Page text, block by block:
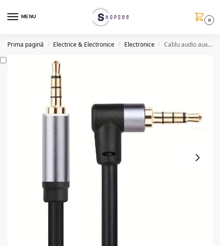
MENU
0
Prima pagină / Electrice & Electronice / Electronice / Cablu audio auxiliar HD618, 3 metri, 2 x 3.5mm, PVC